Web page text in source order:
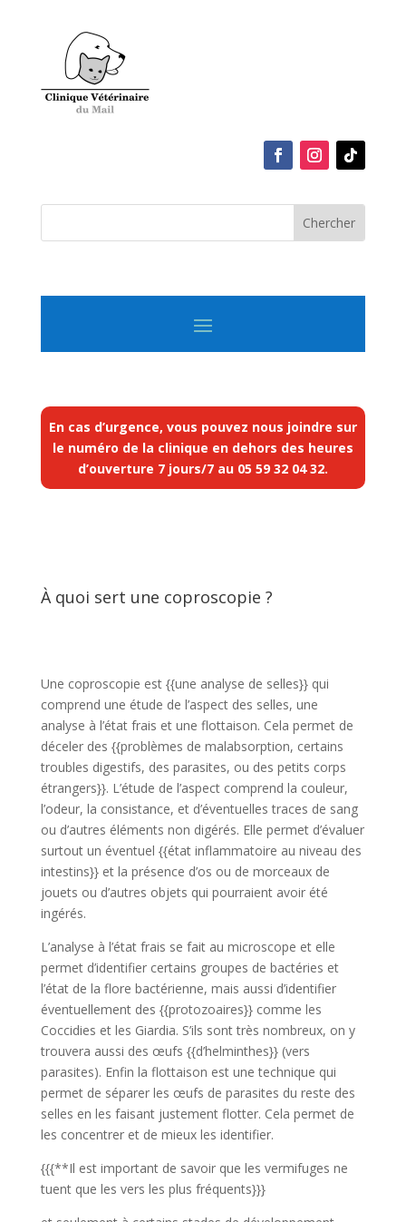
En cas d’urgence, vous pouvez nous joindre sur
le numéro de la clinique en dehors des heures
d’ouverture 7 jours/7 au 05 59 32 04 32.
À quoi sert une coproscopie ?
Une coproscopie est {{une analyse de selles}} qui
comprend une étude de l’aspect des selles, une
analyse à l’état frais et une flottaison. Cela permet de
déceler des {{problèmes de malabsorption, certains
troubles digestifs, des parasites, ou des petits corps
étrangers}}. L’étude de l’aspect comprend la couleur,
l’odeur, la consistance, et d’éventuelles traces de sang
ou d’autres éléments non digérés. Elle permet d’évaluer
surtout un éventuel {{état inflammatoire au niveau des
intestins}} et la présence d’os ou de morceaux de
jouets ou d’autres objets qui pourraient avoir été
ingérés.
L’analyse à l’état frais se fait au microscope et elle
permet d’identifier certains groupes de bactéries et
l’état de la flore bactérienne, mais aussi d’identifier
éventuellement des {{protozoaires}} comme les
Coccidies et les Giardia. S’ils sont très nombreux, on y
trouvera aussi des œufs {{d’helminthes}} (vers
parasites). Enfin la flottaison est une technique qui
permet de séparer les œufs de parasites du reste des
selles en les faisant justement flotter. Cela permet de
les concentrer et de mieux les identifier.
{{{**Il est important de savoir que les vermifuges ne
tuent que les vers les plus fréquents}}}